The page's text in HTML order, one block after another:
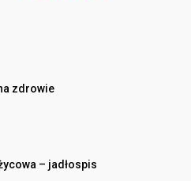
zdrowie
– jadłospis